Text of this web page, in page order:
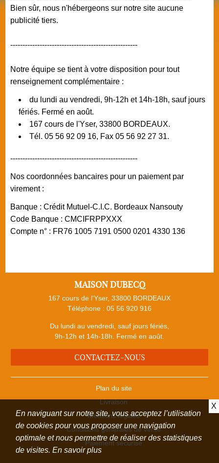
X
En naviguant sur notre site, vous acceptez l’utilisation
de cookies pour vous proposer une navigation
optimale et nous permettre de réaliser des statistiques
de visites. En savoir plus
Bien sûr, nous n'hébergeons sur notre site aucune
publicité tiers.
----------------------------------------------------
Notre équipe se tient à votre disposition pour tout
renseignement complémentaire :
du lundi au vendredi, 9h-12h et 14h-18h, sauf jours
fériés. Fermé en août.
167 cours de l'Yser, 33800 BORDEAUX.
Tél. 05 56 92 09 16, Fax 05 56 92 27 31.
----------------------------------------------------
Nos coordonnées bancaires pour un paiement par
virement :
Banque : Crédit Mutuel-C.I.C. Bordeaux Nansouty
Code Banque : CMCIFRPPXXX
Compte n° : FR76 1005 7191 0500 0201 4330 136
MAISON DUBECQ
167 cours de l'Yser, 33800 BORDEAUX
Téléphone : 05 56 920 916
Du lundi au vendredi, sauf jours fériés,
9h-12h et 14h-18h. Fermé en août.
CONTACTEZ-NOUS
Plan du site
Livraison
Mentions légales
Conditions générales de vente
Paiement sécurisé